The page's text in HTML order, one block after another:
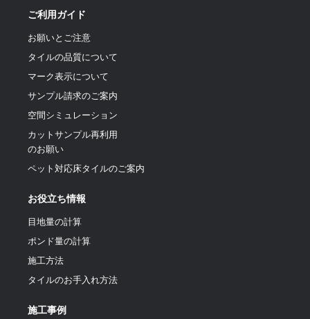
ご利用ガイド
お願いとご注意
タイルの品質について
マーク表示について
サンプル請求のご案内
空間シミュレーション
カットサンプル再利用
のお願い
ペット対応床タイルのご案内
お役立ち情報
目地量の計算
ポンド量の計算
施工方法
タイルのお手入れ方法
施工事例